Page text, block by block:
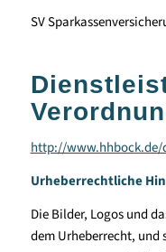
SV
http://
Urheberrechtliche
Die Bilder, Logos und
dem Urheberrecht,